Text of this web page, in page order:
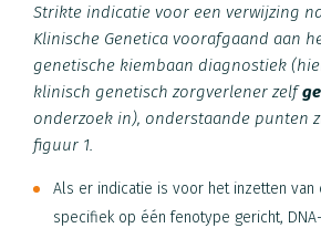
Strikte indicatie voor een verwijzing
Klinische Genetica voorafgaand aan
genetische kiembaan diagnostiek
klinisch genetisch zorgverlener zelf
onderzoek in), onderstaande punten
figuur 1.
Als er indicatie is voor het inzetten van
specifiek op één fenotype gericht,